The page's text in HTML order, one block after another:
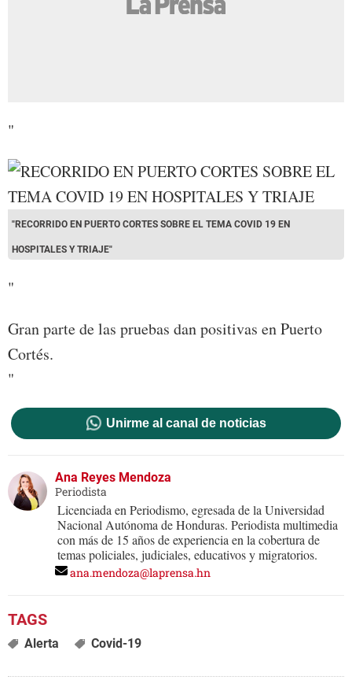
"
"RECORRIDO EN PUERTO CORTES SOBRE EL TEMA COVID 19 EN
HOSPITALES Y TRIAJE"
"
Gran parte de las pruebas dan positivas en Puerto
Cortés.
"
Unirme al canal de noticias
Ana Reyes Mendoza
Periodista
Licenciada en Periodismo, egresada de la Universidad
Nacional Autónoma de Honduras. Periodista multimedia
con más de 15 años de experiencia en la cobertura de
temas policiales, judiciales, educativos y migratorios.
ana.mendoza@laprensa.hn
Alerta Covid-19